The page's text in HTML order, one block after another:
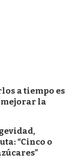
a tiempo es
la
“Cinco o